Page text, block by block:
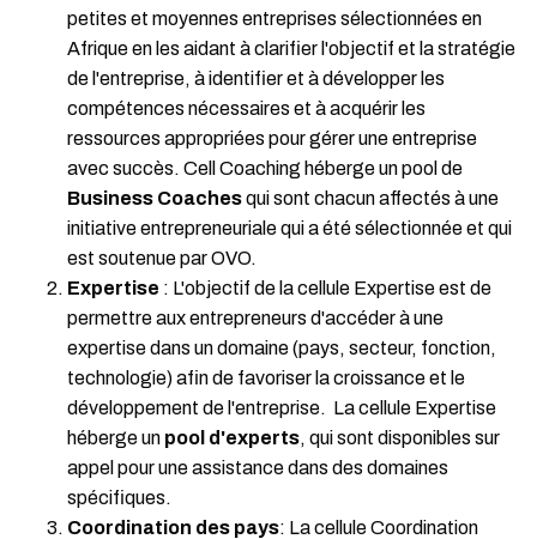
petites et moyennes entreprises sélectionnées en
Afrique en les aidant à clarifier l'objectif et la stratégie
de l'entreprise, à identifier et à développer les
compétences nécessaires et à acquérir les
ressources appropriées pour gérer une entreprise
avec succès. Cell Coaching héberge un pool de
Business Coachesqui sont chacun affectés à une
initiative entrepreneuriale qui a été sélectionnée et qui
est soutenue par OVO.
Expertise : L'objectif de la cellule Expertise est de
permettre aux entrepreneurs d'accéder à une
expertise dans un domaine (pays, secteur, fonction,
technologie) afin de favoriser la croissance et le
développement de l'entreprise. La cellule Expertise
héberge un pool d'experts, qui sont disponibles sur
appel pour une assistance dans des domaines
spécifiques.
Coordination des pays: La cellule Coordination